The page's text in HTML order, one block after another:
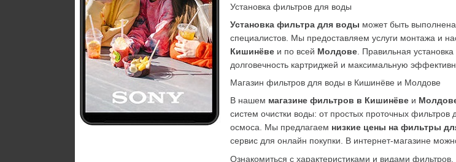
Установка фильтров для воды
Установка фильтра для воды может быть
Кишинёве и по всей Молдове . Правильная
долговечность картриджей и максимальную
Магазин фильтров для воды в Кишинёве и Молдове
В нашем магазине фильтров в Кишинёве и
систем очистки воды: от простых проточных фильтров
осмоса. Мы предлагаем низкие цены на фильтры
сервис для онлайн покупки. В интернет-магазине
Ознакомиться с характеристиками и видами фильтров.